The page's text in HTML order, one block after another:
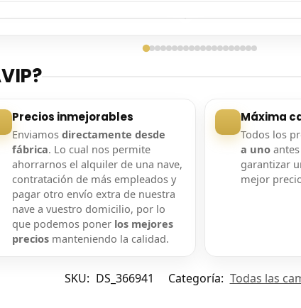
Precios inmejorables
Enviamos directamente desde
fábrica. Lo cual nos permite
ahorrarnos el alquiler de una nave,
contratación de más empleados y
pagar otro envío extra de nuestra
nave a vuestro domicilio, por lo
que podemos poner los mejores
preciosmanteniendo la calidad.
Máxima
Todos los
a unoantes
garantizar
mejor
SKU: DS_366941 Categoría: Todas las